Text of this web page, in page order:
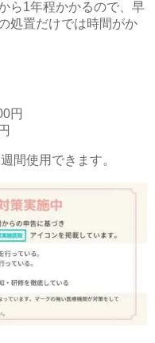
ら1年程かかるので、早
処置だけでは時間がか
円
間使用できます。